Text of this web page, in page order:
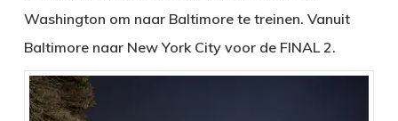
Washington om naar Baltimore te treinen. Vanuit
Baltimore naar New York City voor de FINAL 2.